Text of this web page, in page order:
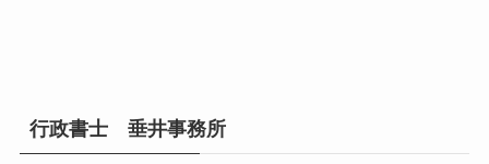
行政書士 垂井事務所